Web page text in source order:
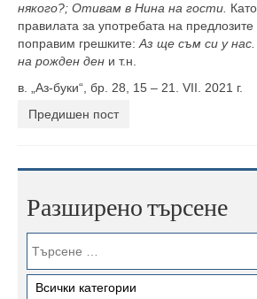
някого?; Отивам в Нина на гости.
правилата за употребата на предлозите
поправим грешките: Аз ще съм си у
на рожден ден и т.н.
в. „Аз-буки“, бр. 28, 15 – 21. VII. 2021 г.
Предишен пост
Разширено търсене